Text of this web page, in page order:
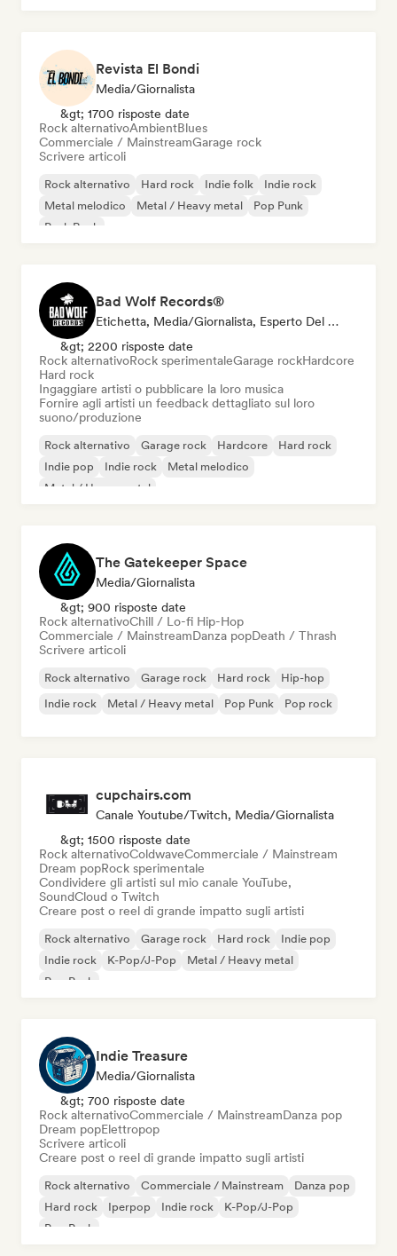
Revista El Bondi
Media/Giornalista
&gt; 1700 risposte date
Rock alternativoAmbientBlues
Commerciale / MainstreamGarage rock
Scrivere articoli
Rock alternativo Hard rock Indie folk
Indie rock
Metal melodico
Metal / Heavy metal
Pop Punk
Punk Rock
Bad Wolf Records®
Etichetta, Media/Giornalista, Esperto Del Suono
&gt; 2200 risposte date
Rock alternativoRock sperimentaleGarage rockHardcore
Hard rock
Ingaggiare artisti o pubblicare la loro musica
Fornire agli artisti un feedback dettagliato sul loro
suono/produzione
Rock alternativo Garage rock Hardcore
Hard rock
Indie pop
Indie rock
Metal melodico
Metal / Heavy metal
The Gatekeeper Space
Media/Giornalista
&gt; 900 risposte date
Rock alternativoChill / Lo-fi Hip-Hop
Commerciale / MainstreamDanza popDeath / Thrash
Scrivere articoli
Rock alternativo Garage rock Hard rock
Hip-hop
Indie rock
Metal / Heavy metal Pop Punk Pop rock
cupchairs.com
Canale Youtube/Twitch, Media/Giornalista
&gt; 1500 risposte date
Rock alternativoColdwaveCommerciale / Mainstream
Dream popRock sperimentale
Condividere gli artisti sul mio canale YouTube,
SoundCloud o Twitch
Creare post o reel di grande impatto sugli artisti
Rock alternativo Garage rock Hard rock
Indie pop
Indie rock
K-Pop/J-Pop
Metal / Heavy metal
Pop Punk
Indie Treasure
Media/Giornalista
&gt; 700 risposte date
Rock alternativoCommerciale / MainstreamDanza pop
Dream popElettropop
Scrivere articoli
Creare post o reel di grande impatto sugli artisti
Rock alternativo Commerciale / Mainstream
Danza pop
Hard rock
Iperpop Indie rock
K-Pop/J-Pop
Pop Punk